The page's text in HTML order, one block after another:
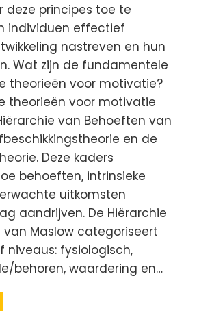
deze principes toe te
individuen effectief
nastreven en hun
Wat zijn de fundamentele
theorieën voor motivatie?
theorieën voor motivatie
van Behoeften van
en de
Deze kaders
behoeften, intrinsieke
uitkomsten
aandrijven. De Hiërarchie
Maslow categoriseert
niveaus: fysiologisch,
behoren, waardering en…